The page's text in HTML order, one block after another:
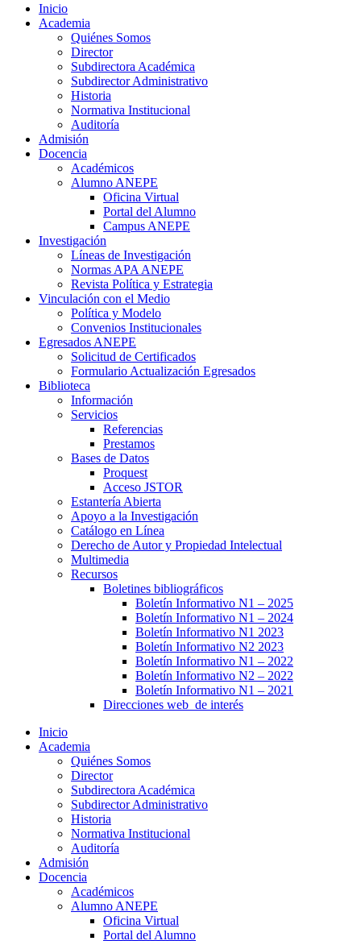
Inicio
Academia
Quiénes Somos
Director
Subdirectora Académica
Subdirector Administrativo
Historia
Normativa Institucional
Auditoría
Admisión
Docencia
Académicos
Alumno ANEPE
Oficina Virtual
Portal del Alumno
Campus ANEPE
Investigación
Líneas de Investigación
Normas APA ANEPE
Revista Política y Estrategia
Vinculación con el Medio
Política y Modelo
Convenios Institucionales
Egresados ANEPE
Solicitud de Certificados
Formulario Actualización Egresados
Biblioteca
Información
Servicios
Referencias
Prestamos
Bases de Datos
Proquest
Acceso JSTOR
Estantería Abierta
Apoyo a la Investigación
Catálogo en Línea
Derecho de Autor y Propiedad Intelectual
Multimedia
Recursos
Boletines bibliográficos
Boletín Informativo N1 – 2025
Boletín Informativo N1 – 2024
Boletín Informativo N1 2023
Boletín Informativo N2 2023
Boletín Informativo N1 – 2022
Boletín Informativo N2 – 2022
Boletín Informativo N1 – 2021
Direcciones web de interés
Inicio
Academia
Quiénes Somos
Director
Subdirectora Académica
Subdirector Administrativo
Historia
Normativa Institucional
Auditoría
Admisión
Docencia
Académicos
Alumno ANEPE
Oficina Virtual
Portal del Alumno